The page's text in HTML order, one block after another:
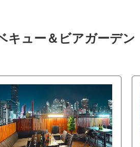
キュー＆ビアガーデン